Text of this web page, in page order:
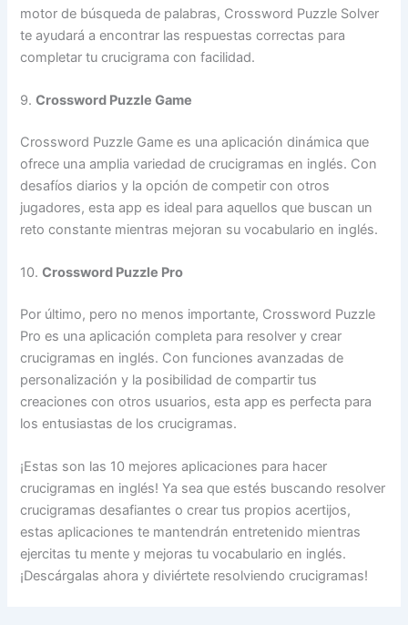
motor de búsqueda de palabras, Crossword Puzzle Solver
te ayudará a encontrar las respuestas correctas para
completar tu crucigrama con facilidad.
9.Crossword Puzzle Game
Crossword Puzzle Game es una aplicación dinámica que
ofrece una amplia variedad de crucigramas en inglés. Con
desafíos diarios y la opción de competir con otros
jugadores, esta app es ideal para aquellos que buscan un
reto constante mientras mejoran su vocabulario en inglés.
10.Crossword Puzzle Pro
Por último, pero no menos importante, Crossword Puzzle
Pro es una aplicación completa para resolver y crear
crucigramas en inglés. Con funciones avanzadas de
personalización y la posibilidad de compartir tus
creaciones con otros usuarios, esta app es perfecta para
los entusiastas de los crucigramas.
¡Estas son las 10 mejores aplicaciones para hacer
crucigramas en inglés! Ya sea que estés buscando resolver
crucigramas desafiantes o crear tus propios acertijos,
estas aplicaciones te mantendrán entretenido mientras
ejercitas tu mente y mejoras tu vocabulario en inglés.
¡Descárgalas ahora y diviértete resolviendo crucigramas!